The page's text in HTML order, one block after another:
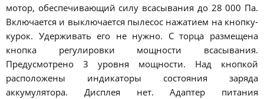
мотор, обеспечивающий силу всасывания до 28 000 Па.
Включается и выключается пылесос нажатием на кнопку-
курок. Удерживать его не нужно. С торца размещена
кнопка регулировки мощности всасывания.
Предусмотрено 3 уровня мощности. Над кнопкой
расположены индикаторы состояния заряда
аккумулятора. Дисплея нет. Адаптер питания